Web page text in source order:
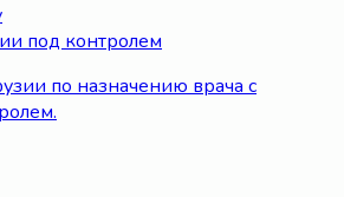
под контролем
по назначению врача с